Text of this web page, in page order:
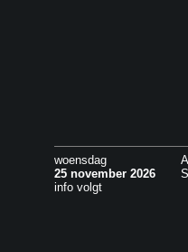
woensdag
25 november 2026
info volgt